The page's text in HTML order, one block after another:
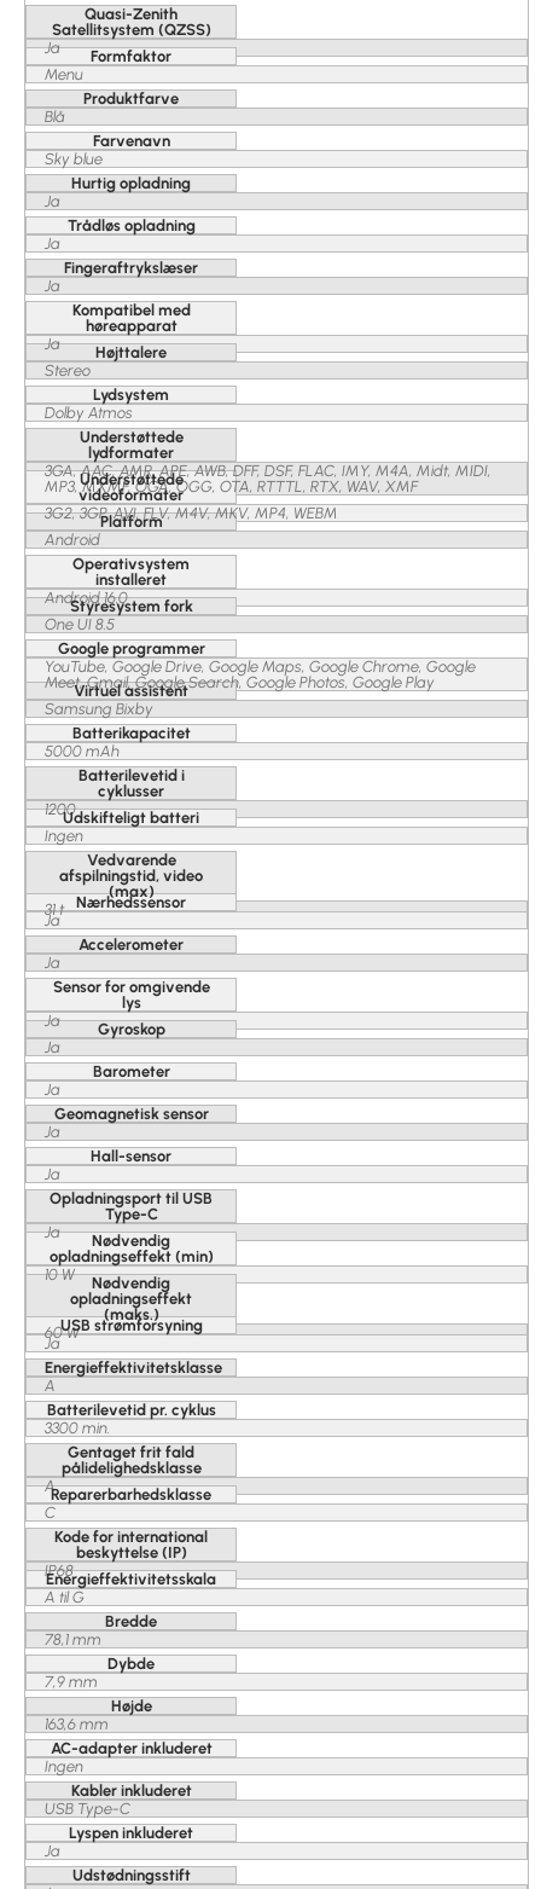
Quasi-Zenith
Satellitsystem (QZSS)
Ja
Formfaktor
Menu
Produktfarve
Blå
Farvenavn
Sky blue
Hurtig opladning
Ja
Trådløs opladning
Ja
Fingeraftrykslæser
Ja
Kompatibel med
høreapparat
Ja
Højttalere
Stereo
Lydsystem
Dolby Atmos
Understøttede
lydformater
3GA, AAC, AMR, APE, AWB, DFF, DSF, FLAC, IMY, M4A, Midt, MIDI,
MP3, MXMF, OGA, OGG, OTA, RTTTL, RTX, WAV, XMF
Understøttede
videoformater
3G2, 3GP, AVI, FLV, M4V, MKV, MP4, WEBM
Platform
Android
Operativsystem
installeret
Android 16.0
Styresystem fork
One UI 8.5
Google programmer
YouTube, Google Drive, Google Maps, Google Chrome, Google
Meet, Gmail, Google Search, Google Photos, Google Play
Virtuel assistent
Samsung Bixby
Batterikapacitet
5000 mAh
Batterilevetid i
cyklusser
1200Udskifteligt batteri
Ingen
Vedvarende
afspilningstid, video
(max)
31 t
Nærhedssensor
Ja
Accelerometer
Ja
Sensor for omgivende
lys
Ja
Gyroskop
Ja
Barometer
Ja
Geomagnetisk sensor
Ja
Hall-sensor
Ja
Opladningsport til USB
Type-C
Ja
Nødvendig
opladningseffekt (min)
10 W
Nødvendig
opladningseffekt
(maks.)
60 WUSB strømforsyning
Ja
Energieffektivitetsklasse
A
Batterilevetid pr. cyklus
3300 min.
Gentaget frit fald
pålidelighedsklasse
AReparerbarhedsklasse
C
Kode for international
beskyttelse (IP)
IP68
Energieffektivitetsskala
A til G
Bredde
78,1 mm
Dybde
7,9 mm
Højde
163,6 mm
AC-adapter inkluderet
Ingen
Kabler inkluderet
USB Type-C
Lyspen inkluderet
Ja
Udstødningsstift